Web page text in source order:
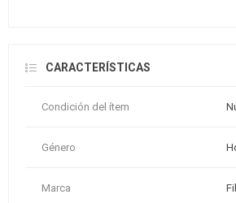
CARACTERÍSTICAS
Condición del ítem
Género
Marca